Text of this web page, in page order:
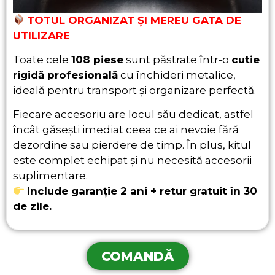
TOTUL ORGANIZAT ȘI MEREU GATA DE
UTILIZARE
Toate cele 108 piese sunt păstrate într-o cutie
rigidă profesională cu închideri metalice,
ideală pentru transport și organizare perfectă.
Fiecare accesoriu are locul său dedicat, astfel
încât găsești imediat ceea ce ai nevoie fără
dezordine sau pierdere de timp. În plus, kitul
este complet echipat și nu necesită accesorii
suplimentare.
Include garanție 2 ani + retur gratuit în 30
de zile.
COMANDĂ